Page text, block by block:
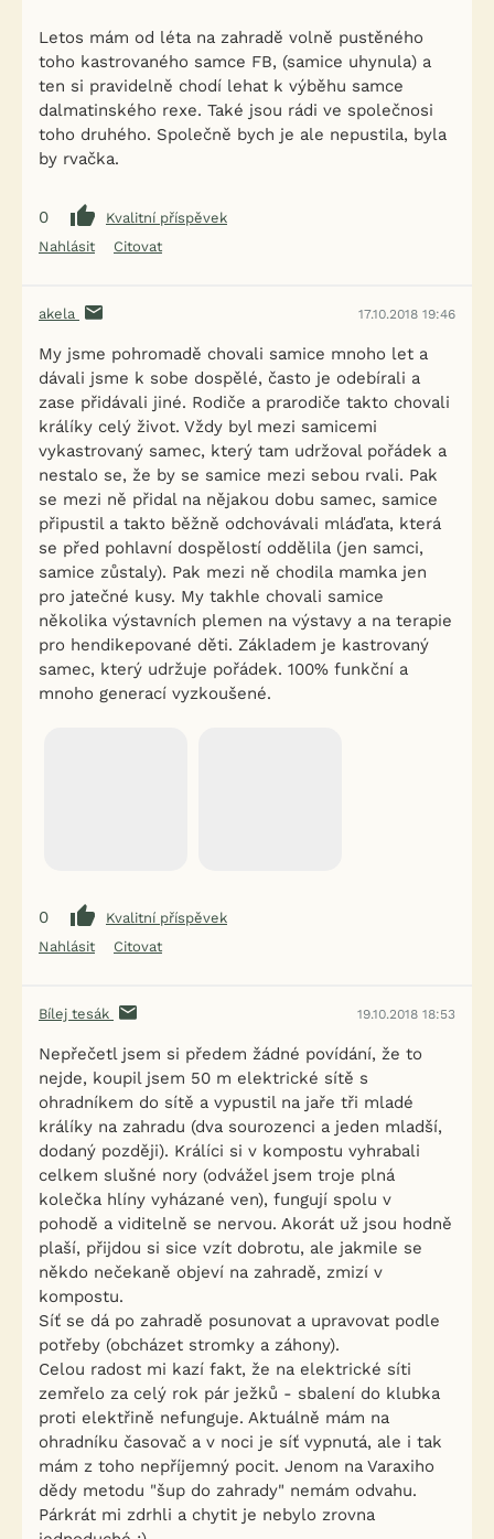
Letos mám od léta na zahradě volně pustěného
toho kastrovaného samce FB, (samice uhynula) a
ten si pravidelně chodí lehat k výběhu samce
dalmatinského rexe. Také jsou rádi ve společnosi
toho druhého. Společně bych je ale nepustila, byla
by rvačka.
0
Kvalitní příspěvek
Nahlásit
Citovat
akela 17.10.2018 19:46
My jsme pohromadě chovali samice mnoho let a
dávali jsme k sobe dospělé, často je odebírali a
zase přidávali jiné. Rodiče a prarodiče takto chovali
králíky celý život. Vždy byl mezi samicemi
vykastrovaný samec, který tam udržoval pořádek a
nestalo se, že by se samice mezi sebou rvali. Pak
se mezi ně přidal na nějakou dobu samec, samice
připustil a takto běžně odchovávali mláďata, která
se před pohlavní dospělostí oddělila (jen samci,
samice zůstaly). Pak mezi ně chodila mamka jen
pro jatečné kusy. My takhle chovali samice
několika výstavních plemen na výstavy a na terapie
pro hendikepované děti. Základem je kastrovaný
samec, který udržuje pořádek. 100% funkční a
mnoho generací vyzkoušené.
0
Kvalitní příspěvek
Nahlásit
Citovat
Bílej tesák 19.10.2018 18:53
Nepřečetl jsem si předem žádné povídání, že to
nejde, koupil jsem 50 m elektrické sítě s
ohradníkem do sítě a vypustil na jaře tři mladé
králíky na zahradu (dva sourozenci a jeden mladší,
dodaný později). Králíci si v kompostu vyhrabali
celkem slušné nory (odvážel jsem troje plná
kolečka hlíny vyházané ven), fungují spolu v
pohodě a viditelně se nervou. Akorát už jsou hodně
plaší, přijdou si sice vzít dobrotu, ale jakmile se
někdo nečekaně objeví na zahradě, zmizí v
kompostu.
Síť se dá po zahradě posunovat a upravovat podle
potřeby (obcházet stromky a záhony).
Celou radost mi kazí fakt, že na elektrické síti
zemřelo za celý rok pár ježků - sbalení do klubka
proti elektřině nefunguje. Aktuálně mám na
ohradníku časovač a v noci je síť vypnutá, ale i tak
mám z toho nepříjemný pocit. Jenom na Varaxiho
dědy metodu "šup do zahrady" nemám odvahu.
Párkrát mi zdrhli a chytit je nebylo zrovna